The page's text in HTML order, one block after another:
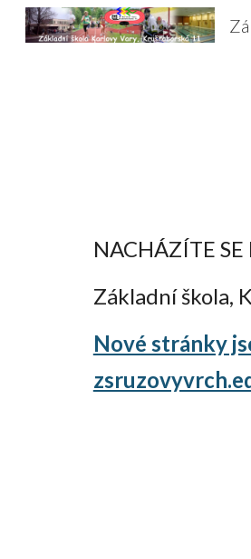
NACHÁZÍTE SE
Základní škola,
Nové stránky